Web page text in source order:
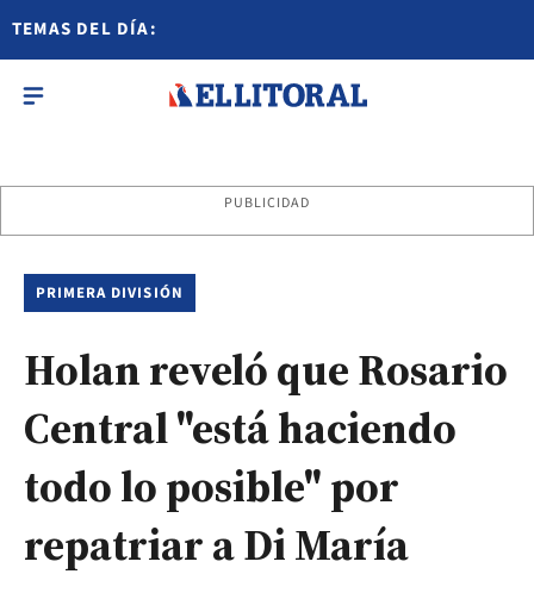
TEMAS DEL DÍA:
PUBLICIDAD
PRIMERA DIVISIÓN
Holan reveló que Rosario
Central "está haciendo
todo lo posible" por
repatriar a Di María